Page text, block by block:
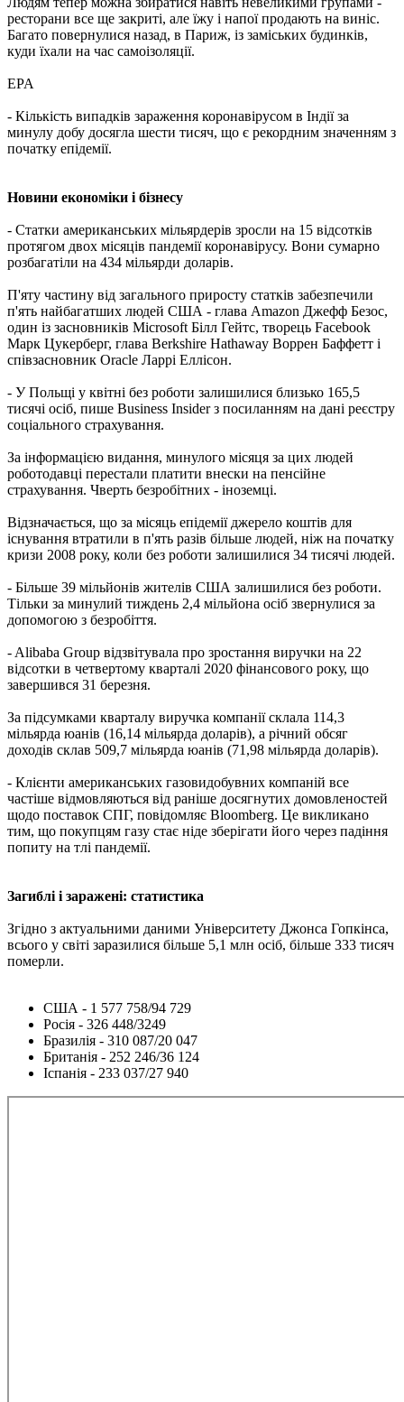
ресторани все ще закриті, але їжу і напої продають на виніс.
Багато повернулися назад, в Париж, із заміських будинків,
куди їхали на час самоізоляції.
EPA
- Кількість випадків зараження коронавірусом в Індії за
минулу добу досягла шести тисяч, що є рекордним значенням з
початку епідемії.
Новини економіки і бізнесу
- Статки американських мільярдерів зросли на 15 відсотків
протягом двох місяців пандемії коронавірусу. Вони сумарно
розбагатіли на 434 мільярди доларів.
П'яту частину від загального приросту статків забезпечили
п'ять найбагатших людей США - глава Amazon Джефф Безос,
один із засновників Microsoft Білл Гейтс, творець Facebook
Марк Цукерберг, глава Berkshire Hathaway Воррен Баффетт і
співзасновник Oracle Ларрі Еллісон.
- У Польщі у квітні без роботи залишилися близько 165,5
тисячі осіб, пише Business Insider з посиланням на дані реєстру
соціального страхування.
За інформацією видання, минулого місяця за цих людей
роботодавці перестали платити внески на пенсійне
страхування. Чверть безробітних - іноземці.
Відзначається, що за місяць епідемії джерело коштів для
існування втратили в п'ять разів більше людей, ніж на початку
кризи 2008 року, коли без роботи залишилися 34 тисячі людей.
- Більше 39 мільйонів жителів США залишилися без роботи.
Тільки за минулий тиждень 2,4 мільйона осіб звернулися за
допомогою з безробіття.
- Alibaba Group відзвітувала про зростання виручки на 22
відсотки в четвертому кварталі 2020 фінансового року, що
завершився 31 березня.
За підсумками кварталу виручка компанії склала 114,3
мільярда юанів (16,14 мільярда доларів), а річний обсяг
доходів склав 509,7 мільярда юанів (71,98 мільярда доларів).
- Клієнти американських газовидобувних компаній все
частіше відмовляються від раніше досягнутих домовленостей
щодо поставок СПГ, повідомляє Bloomberg. Це викликано
тим, що покупцям газу стає ніде зберігати його через падіння
попиту на тлі пандемії.
Загиблі і заражені: статистика
Згідно з актуальними даними Університету Джонса Гопкінса,
всього у світі заразилися більше 5,1 млн осіб, більше 333 тисяч
померли.
США - 1 577 758/94 729
Росія - 326 448/3249
Бразилія - ​​310 087/20 047
Британія - 252 246/36 124
Іспанія - 233 037/27 940